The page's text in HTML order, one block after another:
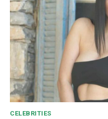
CELEBRITIES